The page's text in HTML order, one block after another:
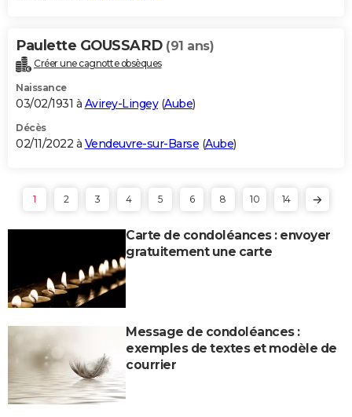
Paulette GOUSSARD (91 ans)
Créer une cagnotte obsèques
Naissance
03/02/1931 à Avirey-Lingey(Aube)
Décès
02/11/2022 à Vendeuvre-sur-Barse (Aube)
1 2 3 4 5 6 8 10 14
Carte de condoléances : envoyer
gratuitement une carte
Message de condoléances :
exemples de textes et modèle de
courrier